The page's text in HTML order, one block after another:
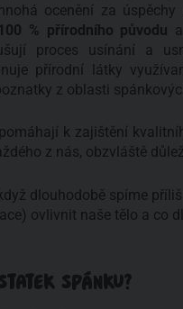
ocenění za
100 % přírodního původu
proces usínání a
přírodní látky
z oblasti
k zajištění
z nás, obzvláště
dlouhodobě spíme
ovlivnit naše tělo a co
SPÁNKU?